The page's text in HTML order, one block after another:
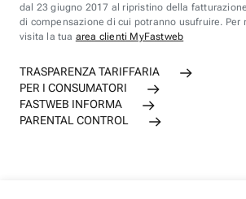
dal 23 giugno 2017 al ripristino della
di compensazione di cui potranno usufruire. Per
visita la tua area clienti MyFastweb
TRASPARENZA TARIFFARIA
PER I CONSUMATORI
FASTWEB INFORMA
PARENTAL CONTROL